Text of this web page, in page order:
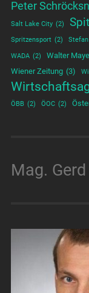
Peter
Salt Lake City (2)
Spritzensport (2)
WADA (2) Walter
Wiener Zeitung (3)
ÖBB (2) ÖOC (2)
Mag.